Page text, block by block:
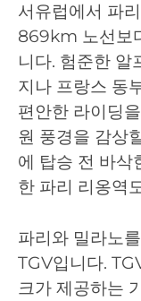
서유럽에서 파
869km 노선보
니다. 험준한 알
지나 프랑스 동
편안한 라이딩
원 풍경을 감상
에 탑승 전 바삭
한 파리 리옹역
파리와 밀라노
TGV입니다.
크가 제공하는